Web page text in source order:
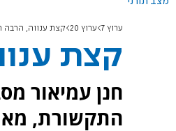
ערוץ 7 ערוץ 20 קצת ענווה, הרבה
קצת
חנן עמיאור
התקשורת,